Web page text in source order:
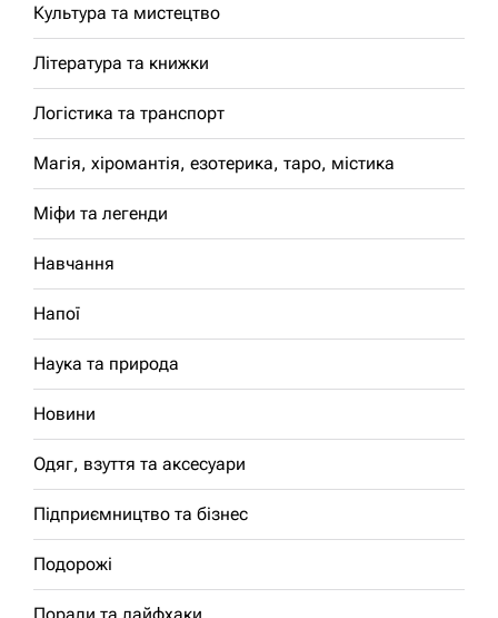
Культура та мистецтво
Література та книжки
Логістика та транспорт
Магія, хіромантія, езотерика, таро, містика
Міфи та легенди
Навчання
Напої
Наука та природа
Новини
Одяг, взуття та аксесуари
Підприємництво та бізнес
Подорожі